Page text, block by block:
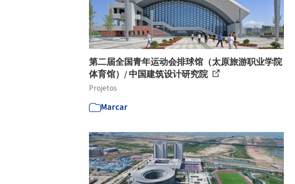
第二届全国青年运动会排球馆（太原旅游职业学院
体育馆）/ 中国建筑设计研究院
Projetos
Marcar